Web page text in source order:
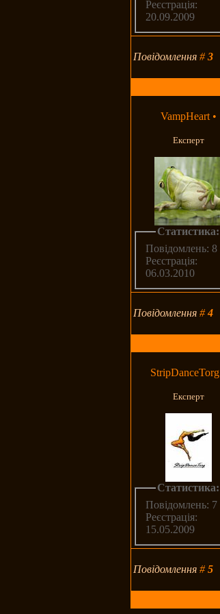
Реєстрація:
20.09.2009
Повідомлення#3
VampHeart •
Експерт
Статистика:
Повідомлень: 8
Реєстрація:
06.03.2010
Повідомлення#4
StripDanceTorg
Експерт
Статистика:
Повідомлень: 7
Реєстрація:
15.05.2009
Повідомлення#5